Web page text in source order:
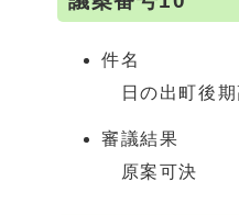
件名
日の出町後期
審議結果
原案可決